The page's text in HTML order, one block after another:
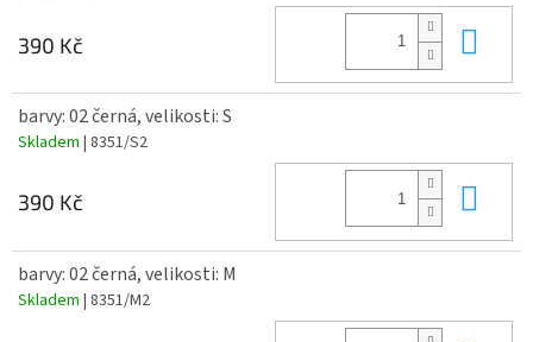
390 Kč
barvy: 02 černá, velikosti: S
Skladem | 8351/S2
390 Kč
barvy: 02 černá, velikosti: M
Skladem | 8351/M2